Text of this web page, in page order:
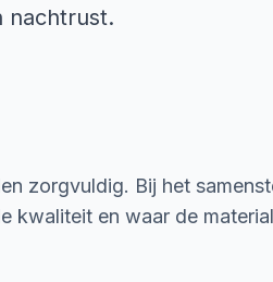
nachtrust.
zorgvuldig. Bij het
kwaliteit en waar de